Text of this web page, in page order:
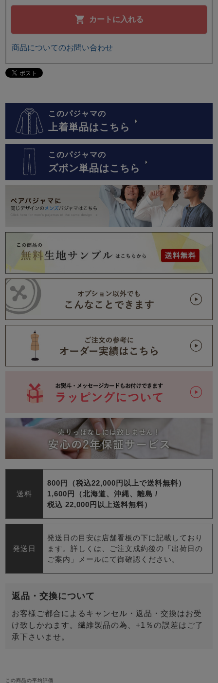
カートに入れる
商品についてのお問い合わせ
このパジャマの
上着単品はこちら
このパジャマの
ズボン単品はこちら
送料
800円（税込22,000円以上で送料無料）
1,600円（北海道、沖縄、離島 /
税込 22,000円以上送料無料）
発送日
発送日の目安は店舗看板の下に記載しており
ます。詳しくは、ご注文成約後の「出荷日の
ご案内」メールにて御確認ください。
返品・交換について
お客様ご都合によるキャンセル・返品・交換はお受
け致しかねます。繊維製品の為、+1％の誤差はご了
承下さいませ。